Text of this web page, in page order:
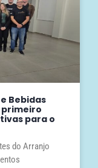
Bebidas
para o
do Arranjo